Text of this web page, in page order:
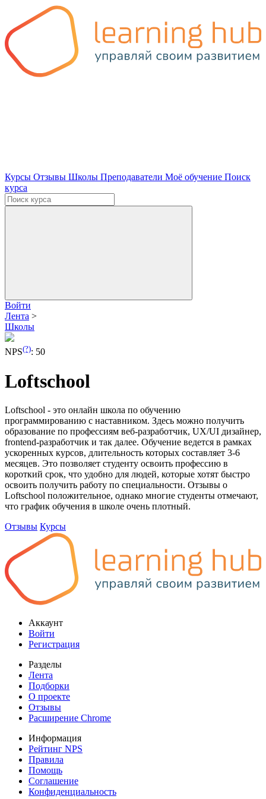
Курсы Отзывы Школы Преподаватели Моё обучение Поиск
курса
Войти
Лента >
Школы
NPS(?): 50
Loftschool
Loftschool - это онлайн школа по обучению
программированию с наставником. Здесь можно получить
образование по профессиям веб-разработчик, UX/UI дизайнер,
frontend-разработчик и так далее. Обучение ведется в рамках
ускоренных курсов, длительность которых составляет 3-6
месяцев. Это позволяет студенту освоить профессию в
короткий срок, что удобно для людей, которые хотят быстро
освоить получить работу по специальности. Отзывы о
Loftschool положительное, однако многие студенты отмечают,
что график обучения в школе очень плотный.
Отзывы Курсы
Аккаунт
Войти
Регистрация
Разделы
Лента
Подборки
О проекте
Отзывы
Расширение Chrome
Информация
Рейтинг NPS
Правила
Помощь
Соглашение
Конфиденциальность